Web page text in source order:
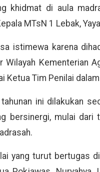
khidmat di aula
MTsN 1 Lebak,
istimewa karena
Wilayah Kementerian
Ketua Tim Penilai
ini dilakukan
bersinergi, mulai dari
yang turut bertugas